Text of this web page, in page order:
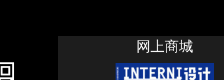
网上商城